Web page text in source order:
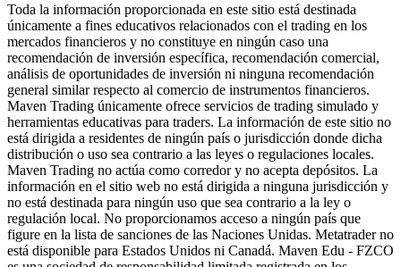
Toda la información proporcionada en este sitio está destinada
únicamente a fines educativos relacionados con el trading en los
mercados financieros y no constituye en ningún caso una
recomendación de inversión específica, recomendación comercial,
análisis de oportunidades de inversión ni ninguna recomendación
general similar respecto al comercio de instrumentos financieros.
Maven Trading únicamente ofrece servicios de trading simulado y
herramientas educativas para traders. La información de este sitio no
está dirigida a residentes de ningún país o jurisdicción donde dicha
distribución o uso sea contrario a las leyes o regulaciones locales.
Maven Trading no actúa como corredor y no acepta depósitos. La
información en el sitio web no está dirigida a ninguna jurisdicción y
no está destinada para ningún uso que sea contrario a la ley o
regulación local. No proporcionamos acceso a ningún país que
figure en la lista de sanciones de las Naciones Unidas. Metatrader no
está disponible para Estados Unidos ni Canadá. Maven Edu - FZCO